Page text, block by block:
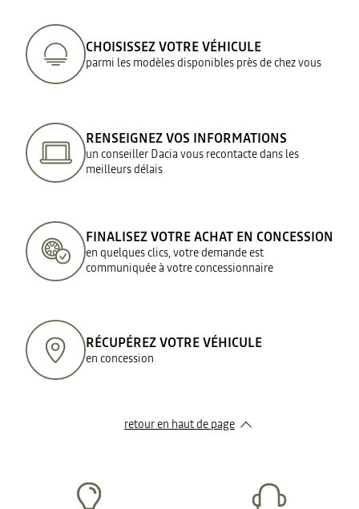
CHOISISSEZ VOTRE VÉHICULE
parmi les modèles disponibles près de chez vous
RENSEIGNEZ VOS INFORMATIONS
un conseiller Dacia vous recontacte dans les
meilleurs délais
FINALISEZ VOTRE ACHAT EN CONCESSION
en quelques clics, votre demande est
communiquée à votre concessionnaire
RÉCUPÉREZ VOTRE VÉHICULE
en concession
retour en haut de page​